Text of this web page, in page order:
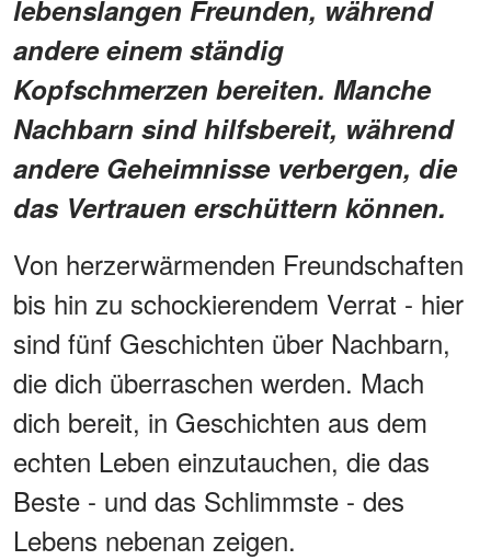
lebenslangen Freunden, während
andere einem ständig
Kopfschmerzen bereiten. Manche
Nachbarn sind hilfsbereit, während
andere Geheimnisse verbergen, die
das Vertrauen erschüttern können.
Von herzerwärmenden Freundschaften
bis hin zu schockierendem Verrat - hier
sind fünf Geschichten über Nachbarn,
die dich überraschen werden. Mach
dich bereit, in Geschichten aus dem
echten Leben einzutauchen, die das
Beste - und das Schlimmste - des
Lebens nebenan zeigen.